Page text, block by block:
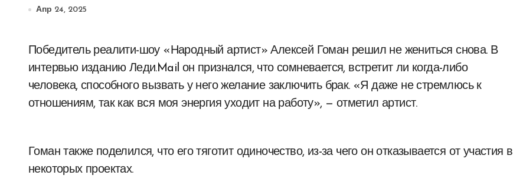
Апр 24, 2025
Победитель реалити-шоу «Народный артист» Алексей Гоман решил не жениться снова. В
интервью изданию Леди.Mail он признался, что сомневается, встретит ли когда-либо
человека, способного вызвать у него желание заключить брак. «Я даже не стремлюсь к
отношениям, так как вся моя энергия уходит на работу», — отметил артист.
Гоман также поделился, что его тяготит одиночество, из-за чего он отказывается от участия в
некоторых проектах.